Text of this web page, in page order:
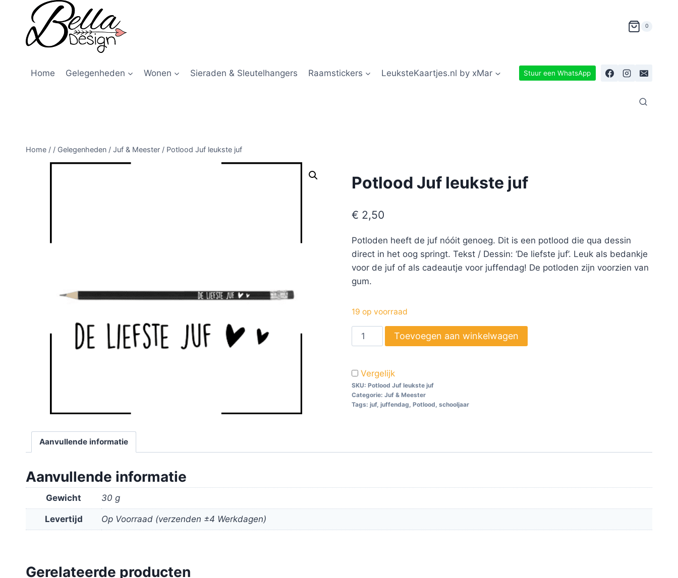
0
Home Gelegenheden Wonen Sieraden & Sleutelhangers Raamstickers LeuksteKaartjes.nl by xMar Stuur een WhatsApp
Home / / Gelegenheden / Juf & Meester / Potlood Juf leukste juf
Potlood Juf leukste juf
€ 2,50
Potloden heeft de juf nóóit genoeg. Dit is een potlood die qua dessin
direct in het oog springt. Tekst / Dessin: ‘De liefste juf’. Leuk als bedankje
voor de juf of als cadeautje voor juffendag! De potloden zijn voorzien van
gum.
19 op voorraad
Toevoegen aan winkelwagen
Vergelijk
SKU: Potlood Juf leukste juf
Categorie: Juf & Meester
Tags: juf, juffendag Potlood schooljaar
Aanvullende informatie
Aanvullende informatie
Gewicht 30 g
Levertijd Op Voorraad (verzenden ±4 Werkdagen)
Gerelateerde producten